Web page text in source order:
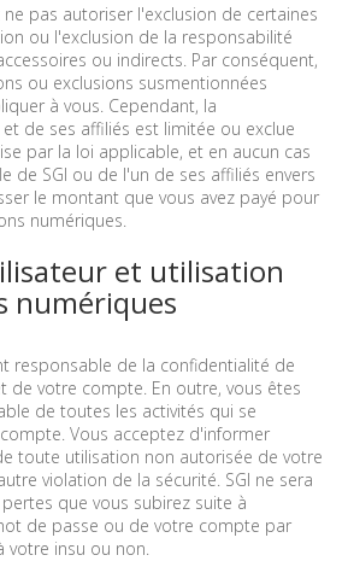
pas autoriser l'exclusion de certaines
ou l'exclusion de la responsabilité
ou indirects. Par conséquent,
ou exclusions susmentionnées
à vous. Cependant, la
de ses affiliés est limitée ou exclue
par la loi applicable, et en aucun cas
de SGI ou de l'un de ses affiliés envers
le montant que vous avez payé pour
numériques.
et utilisation
numériques
responsable de la confidentialité de
de votre compte. En outre, vous êtes
de toutes les activités qui se
Vous acceptez d'informer
toute utilisation non autorisée de votre
violation de la sécurité. SGI ne sera
que vous subirez suite à
de passe ou de votre compte par
votre insu ou non.